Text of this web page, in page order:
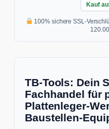
Kauf
100% sichere SSL-
TB-Tools: Dein
Fachhandel für
Plattenleger-
Baustellen-